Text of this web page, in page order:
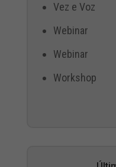
Vez e Voz
Webinar
Webinar
Workshop